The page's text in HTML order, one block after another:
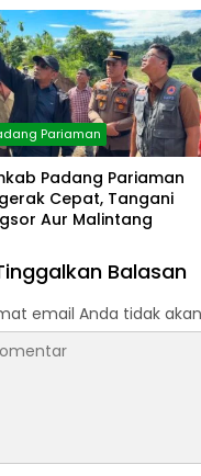
Pariaman
Padang Pariaman
Cepat, Tangani
Aur Malintang
Balasan
email Anda tidak